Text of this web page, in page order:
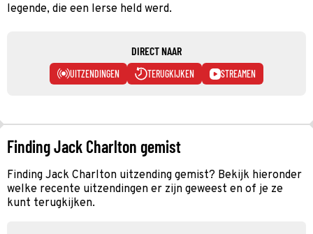
legende, die een Ierse held werd.
DIRECT NAAR
UITZENDINGEN TERUGKIJKEN STREAMEN
Finding Jack Charlton gemist
Finding Jack Charlton uitzending gemist? Bekijk hieronder
welke recente uitzendingen er zijn geweest en of je ze
kunt terugkijken.